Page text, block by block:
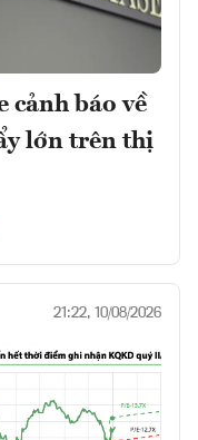
cảnh báo về
lớn trên thị
21:22, 10/08/2026